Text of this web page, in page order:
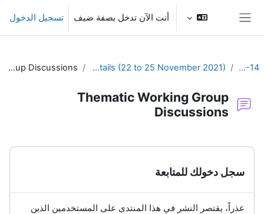
تخطى إلى المحتوى الرئيسي
أنت الآن تدخل بصفة ضيف تسجيل الدخول
SYMET-14
SYMET-14 Agenda and Schedule Details (22 to 25 November 2021)
Thematic Working Group Discussions
Thematic Working Group
Discussions
سجل دخولك للمتابعة
عذراً، يقتصر النشر في هذا المنتدى على المستخدمين الذين